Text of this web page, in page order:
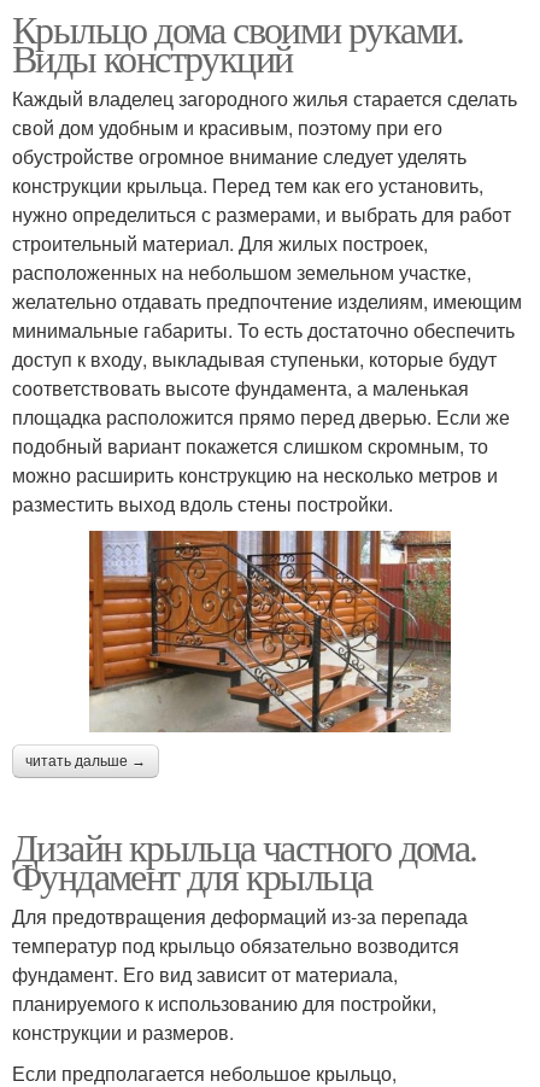
Крыльцо дома своими руками.
Виды конструкций
Каждый владелец загородного жилья старается сделать
свой дом удобным и красивым, поэтому при его
обустройстве огромное внимание следует уделять
конструкции крыльца. Перед тем как его установить,
нужно определиться с размерами, и выбрать для работ
строительный материал. Для жилых построек,
расположенных на небольшом земельном участке,
желательно отдавать предпочтение изделиям, имеющим
минимальные габариты. То есть достаточно обеспечить
доступ к входу, выкладывая ступеньки, которые будут
соответствовать высоте фундамента, а маленькая
площадка расположится прямо перед дверью. Если же
подобный вариант покажется слишком скромным, то
можно расширить конструкцию на несколько метров и
разместить выход вдоль стены постройки.
читать дальше →
Дизайн крыльца частного дома.
Фундамент для крыльца
Для предотвращения деформаций из-за перепада
температур под крыльцо обязательно возводится
фундамент. Его вид зависит от материала,
планируемого к использованию для постройки,
конструкции и размеров.
Если предполагается небольшое крыльцо,